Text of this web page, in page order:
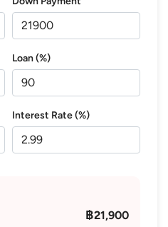
Loan (%)
Interest Rate (%)
฿21,900